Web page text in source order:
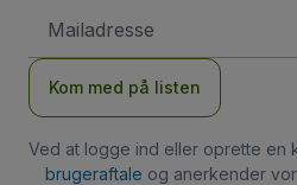
adresse
Kom med på listen
Ved at logge ind eller oprette en
brugeraftale og anerkender